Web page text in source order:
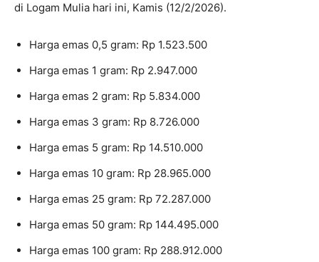
di Logam Mulia hari ini, Kamis (12/2/2026).
Harga emas 0,5 gram: Rp 1.523.500
Harga emas 1 gram: Rp 2.947.000
Harga emas 2 gram: Rp 5.834.000
Harga emas 3 gram: Rp 8.726.000
Harga emas 5 gram: Rp 14.510.000
Harga emas 10 gram: Rp 28.965.000
Harga emas 25 gram: Rp 72.287.000
Harga emas 50 gram: Rp 144.495.000
Harga emas 100 gram: Rp 288.912.000